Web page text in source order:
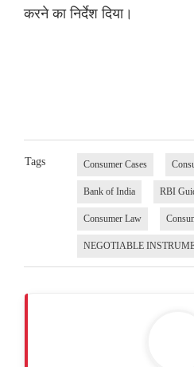
करने का निर्देश दिया।
Tags Consumer Cases
Bank of India RBI
Consumer Law
NEGOTIABLE